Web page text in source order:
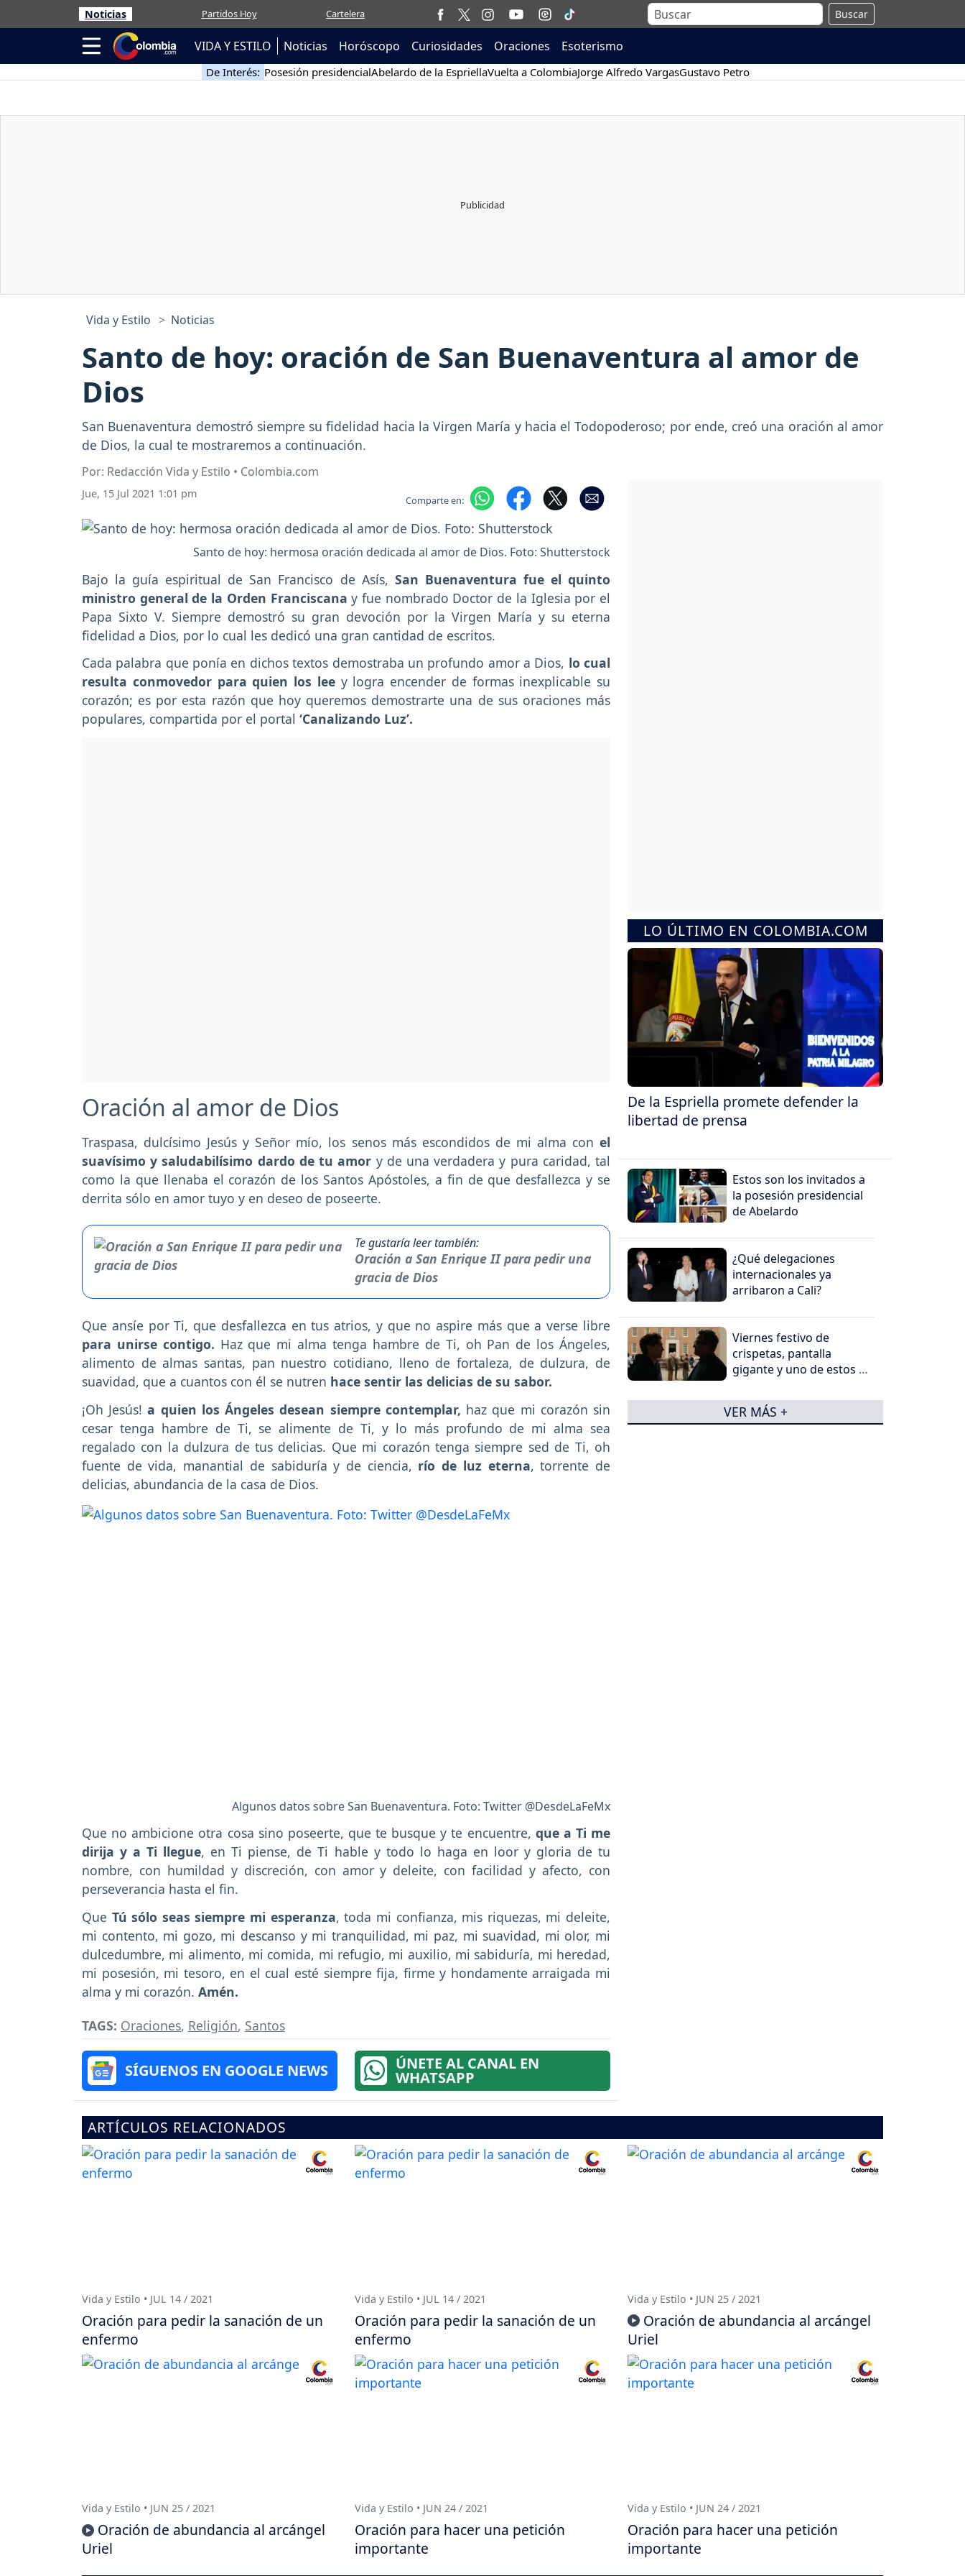
Noticias Partidos Hoy Cartelera Buscar
VIDA Y ESTILO Noticias Horóscopo Curiosidades Oraciones Esoterismo
De Interés: Posesión presidencialAbelardo de la EspriellaVuelta a ColombiaJorge Alfredo VargasGustavo Petro
Vida y Estilo Noticias
Santo de hoy: oración de San Buenaventura al amor de
Dios
San Buenaventura demostró siempre su fidelidad hacia la Virgen María y hacia el Todopoderoso; por ende, creó una oración al amor
de Dios, la cual te mostraremos a continuación.
Por: Redacción Vida y Estilo • Colombia.com
Jue, 15 Jul 2021 1:01 pm Comparte en:
Santo de hoy: hermosa oración dedicada al amor de Dios. Foto: Shutterstock
Bajo la guía espiritual de San Francisco de Asís, San Buenaventura fue el quinto
ministro general de la Orden Franciscanay fue nombrado Doctor de la Iglesia por el
Papa Sixto V. Siempre demostró su gran devoción por la Virgen María y su eterna
fidelidad a Dios, por lo cual les dedicó una gran cantidad de escritos.
Cada palabra que ponía en dichos textos demostraba un profundo amor a Dios, lo cual
resulta conmovedor para quien los leey logra encender de formas inexplicable su
corazón; es por esta razón que hoy queremos demostrarte una de sus oraciones más
populares, compartida por el portal ‘Canalizando Luz’.
Oración al amor de Dios
Traspasa, dulcísimo Jesús y Señor mío, los senos más escondidos de mi alma con el
suavísimo y saludabilísimo dardo de tu amor y de una verdadera y pura caridad, tal
como la que llenaba el corazón de los Santos Apóstoles, a fin de que desfallezca y se
derrita sólo en amor tuyo y en deseo de poseerte.
Te gustaría leer también:
Oración a San Enrique II para pedir una
gracia de Dios
Que ansíe por Ti, que desfallezca en tus atrios, y que no aspire más que a verse libre
para unirse contigo. Haz que mi alma tenga hambre de Ti, oh Pan de los Ángeles,
alimento de almas santas, pan nuestro cotidiano, lleno de fortaleza, de dulzura, de
suavidad, que a cuantos con él se nutren hace sentir las delicias de su sabor.
¡Oh Jesús!a quien los Ángeles desean siempre contemplar, haz que mi corazón sin
cesar tenga hambre de Ti, se alimente de Ti, y lo más profundo de mi alma sea
regalado con la dulzura de tus delicias. Que mi corazón tenga siempre sed de Ti, oh
fuente de vida, manantial de sabiduría y de ciencia, río de luz eterna, torrente de
delicias, abundancia de la casa de Dios.
Algunos datos sobre San Buenaventura. Foto: Twitter @DesdeLaFeMx
Que no ambicione otra cosa sino poseerte, que te busque y te encuentre, que a Ti me
dirija y a Ti llegue, en Ti piense, de Ti hable y todo lo haga en loor y gloria de tu
nombre, con humildad y discreción, con amor y deleite, con facilidad y afecto, con
perseverancia hasta el fin.
Que Tú sólo seas siempre mi esperanza, toda mi confianza, mis riquezas, mi deleite,
mi contento, mi gozo, mi descanso y mi tranquilidad, mi paz, mi suavidad, mi olor, mi
dulcedumbre, mi alimento, mi comida, mi refugio, mi auxilio, mi sabiduría, mi heredad,
mi posesión, mi tesoro, en el cual esté siempre fija, firme y hondamente arraigada mi
alma y mi corazón. Amén.
TAGS: Oraciones, Religión, Santos
SÍGUENOS EN GOOGLE NEWS ÚNETE AL CANAL EN
WHATSAPP
LO ÚLTIMO EN COLOMBIA.COM
De la Espriella promete defender la
libertad de prensa
Estos son los invitados a
la posesión presidencial
de Abelardo
¿Qué delegaciones
internacionales ya
arribaron a Cali?
Viernes festivo de
crispetas, pantalla
gigante y uno de estos 5
VER MÁS +
ARTÍCULOS RELACIONADOS
Vida y Estilo • JUL 14 / 2021
Oración para pedir la sanación de un
enfermo
Vida y Estilo • JUL 14 / 2021
Oración para pedir la sanación de un
enfermo
Vida y Estilo • JUN 25 / 2021
Oración de abundancia al arcángel
Uriel
Vida y Estilo • JUN 25 / 2021
Oración de abundancia al arcángel
Uriel
Vida y Estilo • JUN 24 / 2021
Oración para hacer una petición
importante
Vida y Estilo • JUN 24 / 2021
Oración para hacer una petición
importante